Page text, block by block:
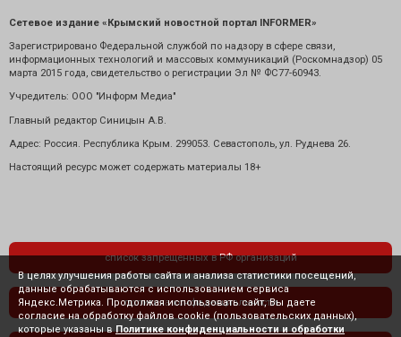
Сетевое издание «Крымский новостной портал INFORMER»
Зарегистрировано Федеральной службой по надзору в сфере связи,
информационных технологий и массовых коммуникаций (Роскомнадзор) 05
марта 2015 года, свидетельство о регистрации Эл № ФС77-60943.
Учредитель: ООО "Информ Медиа"
Главный редактор Синицын А.В.
Адрес: Россия. Республика Крым. 299053. Севастополь, ул. Руднева 26.
Настоящий ресурс может содержать материалы 18+
список запрещенных в РФ организаций
политика конфиденциальности
В целях улучшения работы сайта и анализа статистики посещений,
данные обрабатываются с использованием сервиса
Яндекс.Метрика. Продолжая использовать сайт, Вы даете
согласие на обработку файлов cookie (пользовательских данных),
которые указаны в Политике конфиденциальности и обработки